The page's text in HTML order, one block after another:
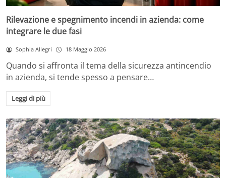
Rilevazione e spegnimento incendi in azienda: come
integrare le due fasi
Sophia Allegri 18 Maggio 2026
Quando si affronta il tema della sicurezza antincendio
in azienda, si tende spesso a pensare…
Leggi di più